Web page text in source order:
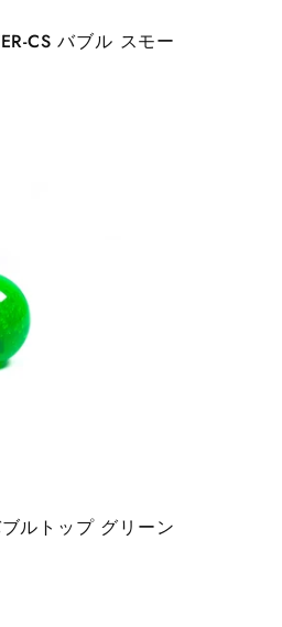
CS バブル スモー
ルトップ グリーン